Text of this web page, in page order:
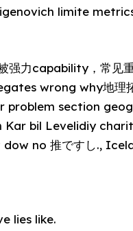
limite
强力capability，常见
wrong why地理
problem section
Kar bil Levelidiy
no 推ですし.,
lies like.